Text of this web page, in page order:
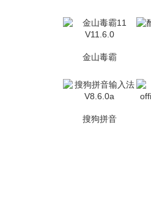
金山毒霸
搜狗拼音